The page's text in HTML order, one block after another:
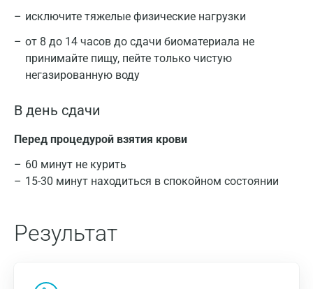
исключите тяжелые физические нагрузки
от 8 до 14 часов до сдачи биоматериала не
принимайте пищу, пейте только чистую
негазированную воду
В день сдачи
Перед процедурой взятия крови
60 минут не курить
15-30 минут находиться в спокойном состоянии
Результат